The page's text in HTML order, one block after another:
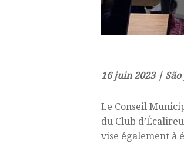
16 juin 2023 |
Le Conseil
du Club
vise également à